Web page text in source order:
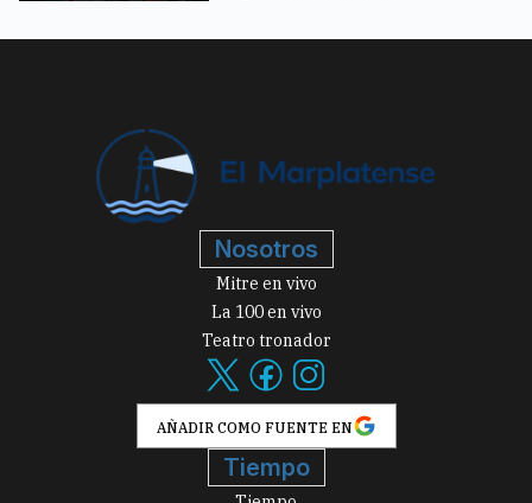
Nosotros
Mitre en vivo
La 100 en vivo
Teatro tronador
AÑADIR COMO FUENTE EN
Tiempo